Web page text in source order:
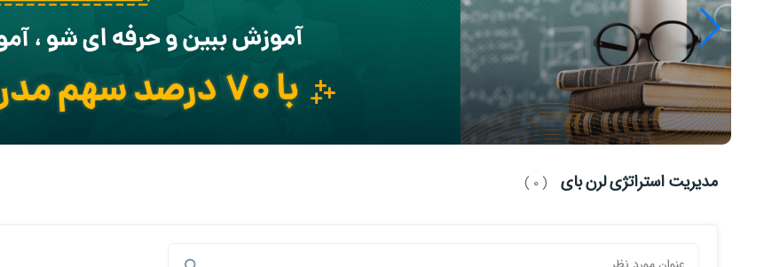
مدیریت استراتژی لرن بای ( 0 )